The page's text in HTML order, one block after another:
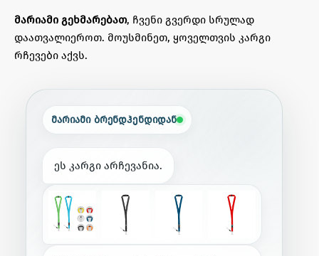
მარიამი გეხმარებათ, ჩვენი გვერდი სრულად
დაათვალიეროთ. მოუსმინეთ, ყოველთვის კარგი
რჩევები აქვს.
მარიამი ბრენდჰენდიდან
ეს კარგი არჩევანია.